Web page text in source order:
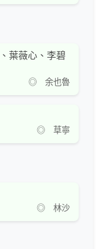
葉薇心、李碧
◎ 余也魯
◎ 草寧
◎ 林沙